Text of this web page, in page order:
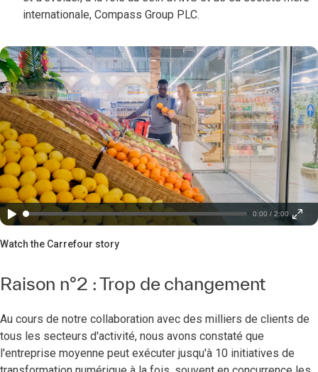
internationale, Compass Group PLC.
0:00 / 2:00
Watch the Carrefour story
Raison n°2 : Trop de changement
Au cours de notre collaboration avec des milliers de clients de
tous les secteurs d'activité, nous avons constaté que
l'entreprise moyenne peut exécuter jusqu'à 10 initiatives de